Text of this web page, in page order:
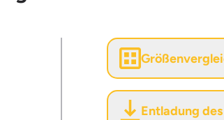
Entladung